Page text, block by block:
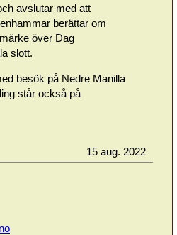
avslutar med att
berättar om
över Dag
slott.
besök på Nedre Manilla
står också på
15 aug. 2022